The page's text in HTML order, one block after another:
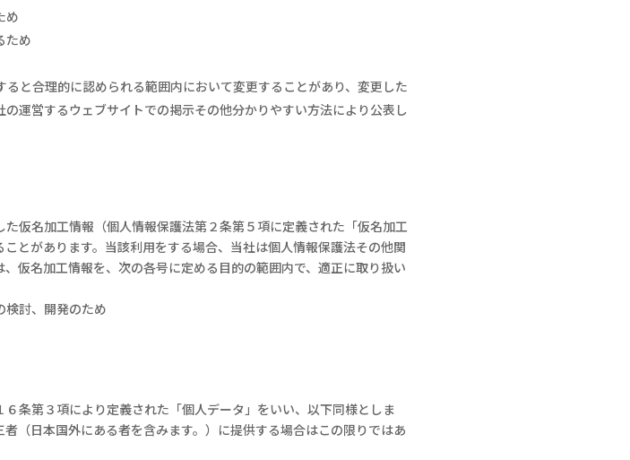
め
ため
と合理的に認められる範囲内において変更することがあり、変更した
運営するウェブサイトでの掲示その他分かりやすい方法により公表し
仮名加工情報（個人情報保護法第２条第５項に定義された「仮名加工
とがあります。当該利用をする場合、当社は個人情報保護法その他関
仮名加工情報を、次の各号に定める目的の範囲内で、適正に取り扱い
検討、開発のため
条第３項により定義された「個人データ」をいい、以下同様としま
（日本国外にある者を含みます。）に提供する場合はこの限りではあ